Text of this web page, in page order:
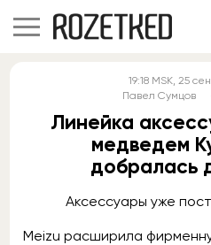
19:18 MSK, 25
Павел Сумцов
Линейка
медведем
добралась
Аксессуары уже
Meizu расширила